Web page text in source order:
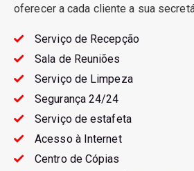
oferecer a cada cliente a sua
Serviço de Recepção
Sala de Reuniões
Serviço de Limpeza
Segurança 24/24
Serviço de estafeta
Acesso à Internet
Centro de Cópias